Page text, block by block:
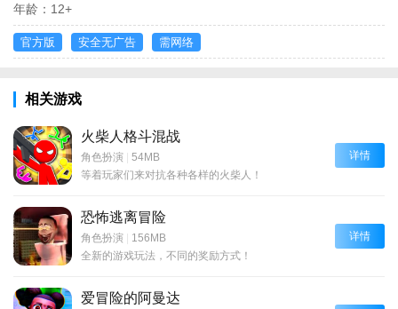
年龄： 12+
官方版 安全无广告 需网络
相关游戏
火柴人格斗混战
角色扮演 | 54MB
等着玩家们来对抗各种各样的火柴人！
详情
恐怖逃离冒险
角色扮演 | 156MB
全新的游戏玩法，不同的奖励方式！
详情
爱冒险的阿曼达